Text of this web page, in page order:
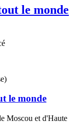
le monde
le monde
Moscou et d'Haute